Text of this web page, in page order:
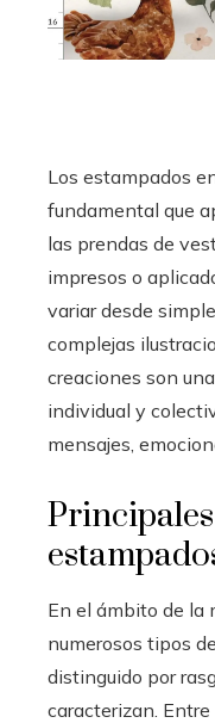
Los estampados
fundamental que
las prendas de
impresos o
variar desde
complejas
creaciones son
individual y
mensajes,
En el ámbito de la
numerosos tipos
distinguido por
caracterizan.